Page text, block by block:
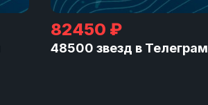
82450 ₽
48500 звезд в Телеграм